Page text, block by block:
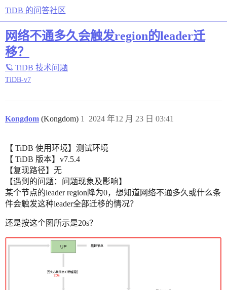
TiDB 的问答社区
网络不通多久会触发region的leader迁
移？
🪐 TiDB 技术问题
TiDB-v7
Kongdom (Kongdom) 2024 年12 月 23 日 03:41
1
【 TiDB 使用环境】测试环境
【 TiDB 版本】v7.5.4
【复现路径】无
【遇到的问题：问题现象及影响】
某个节点的leader region降为0，想知道网络不通多久或什么条
件会触发这种leader全部迁移的情况？
还是按这个图所示是20s？